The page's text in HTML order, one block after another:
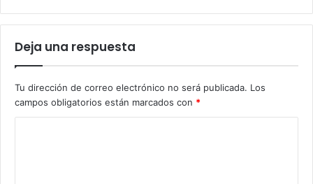
Deja una respuesta
Tu dirección de correo electrónico no será publicada. Los
campos obligatorios están marcados con *